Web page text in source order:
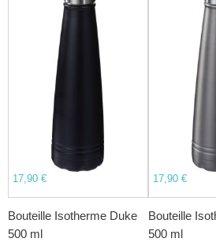
17,90 €
Bouteille Isotherme Duke
500 ml
17,90 €
Bouteille
500 ml